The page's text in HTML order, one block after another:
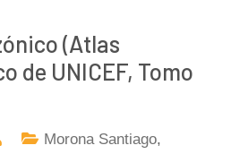
(Atlas
de UNICEF, Tomo
Morona Santiago,